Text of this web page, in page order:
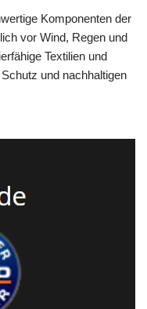
Komponenten der
vor Wind, Regen und
Textilien und
und nachhaltigen